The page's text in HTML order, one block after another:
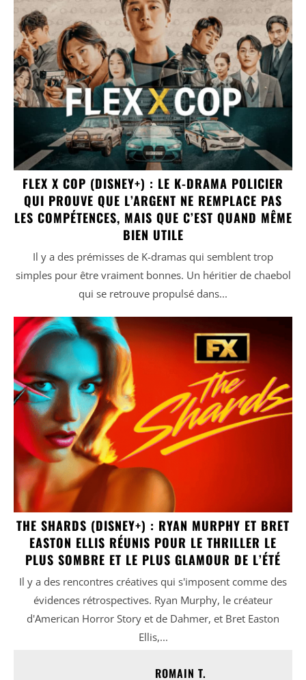
FLEX X COP (DISNEY+) : LE K-DRAMA POLICIER
QUI PROUVE QUE L’ARGENT NE REMPLACE PAS
LES COMPÉTENCES, MAIS QUE C’EST QUAND MÊME
BIEN UTILE
Il y a des prémisses de K-dramas qui semblent trop
simples pour être vraiment bonnes. Un héritier de chaebol
qui se retrouve propulsé dans...
THE SHARDS (DISNEY+) : RYAN MURPHY ET BRET
EASTON ELLIS RÉUNIS POUR LE THRILLER LE
PLUS SOMBRE ET LE PLUS GLAMOUR DE L’ÉTÉ
Il y a des rencontres créatives qui s'imposent comme des
évidences rétrospectives. Ryan Murphy, le créateur
d'American Horror Story et de Dahmer, et Bret Easton
Ellis,...
ROMAIN T.